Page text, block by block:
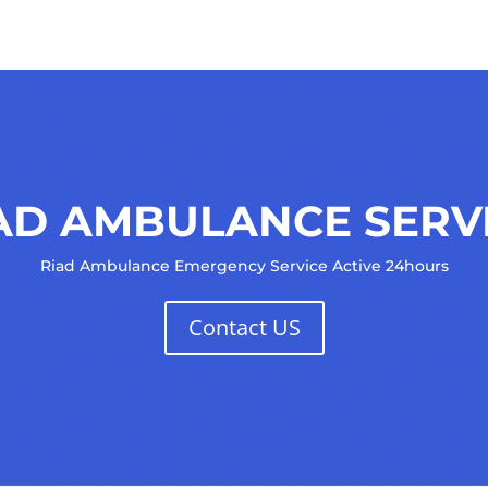
AMBULANCE
Riad Ambulance Emergency Service Active 24hours
Contact US